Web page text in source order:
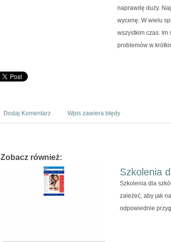
naprawdę duży.
wycenę. W wielu
wszystkim czas. Im
problemów w
Dodaj Komentarz Wpis zawiera błędy
Zobacz również:
Szkolenia
Szkolenia dla
zależeć, aby jak
odpowiednie